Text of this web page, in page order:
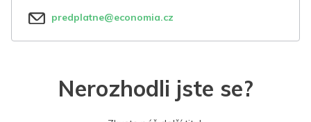
predplatne@economia.cz
Nerozhodli jste se?